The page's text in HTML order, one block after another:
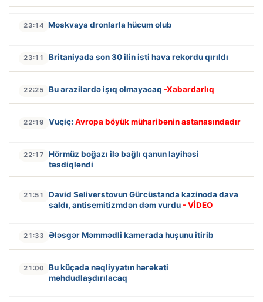
23:14 Moskvaya dronlarla hücum olub
23:11 Britaniyada son 30 ilin isti hava rekordu qırıldı
22:25 Bu ərazilərdə işıq olmayacaq -Xəbərdarlıq
22:19 Vuçiç: Avropa böyük müharibənin astanasındadır
22:17
Hörmüz boğazı ilə bağlı qanun layihəsi
təsdiqləndi
21:51
David Seliverstovun Gürcüstanda kazinoda dava
saldı, antisemitizmdən dəm vurdu - VİDEO
21:33 Ələsgər Məmmədli kamerada huşunu itirib
21:00
Bu küçədə nəqliyyatın hərəkəti
məhdudlaşdırılacaq